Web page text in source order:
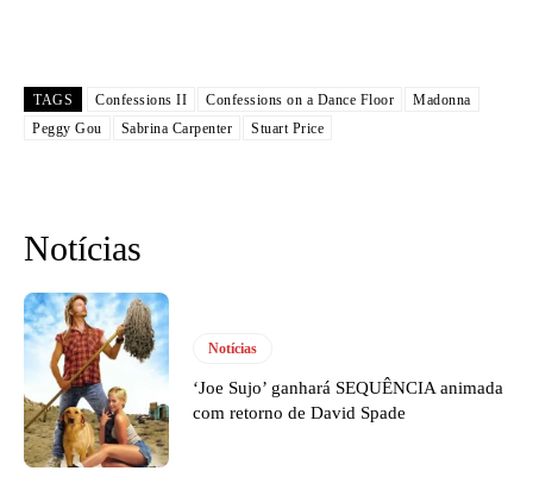
TAGS Confessions II Confessions on a Dance Floor
Madonna
Peggy Gou
Sabrina Carpenter Stuart Price
Notícias
Notícias
‘Joe Sujo’ ganhará SEQUÊNCIA animada
com retorno de David Spade